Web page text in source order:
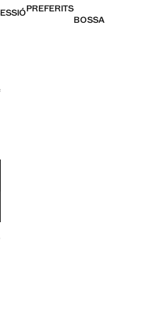
PREFERITS
BOSSA
COM A PREFERIT